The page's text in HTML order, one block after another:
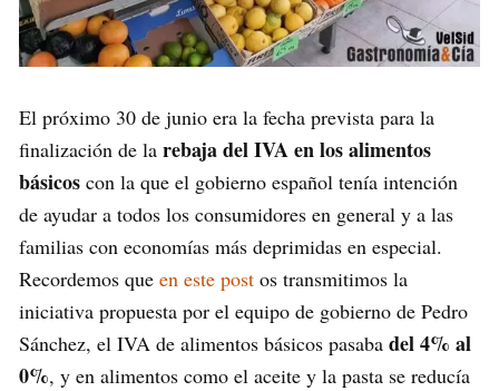
El próximo 30 de junio era la fecha prevista para la
finalización de la rebaja del IVA en los alimentos
básicos con la que el gobierno español tenía intención
de ayudar a todos los consumidores en general y a las
familias con economías más deprimidas en especial.
Recordemos que en este post os transmitimos la
iniciativa propuesta por el equipo de gobierno de Pedro
Sánchez, el IVA de alimentos básicos pasaba del 4% al
0%, y en alimentos como el aceite y la pasta se reducía